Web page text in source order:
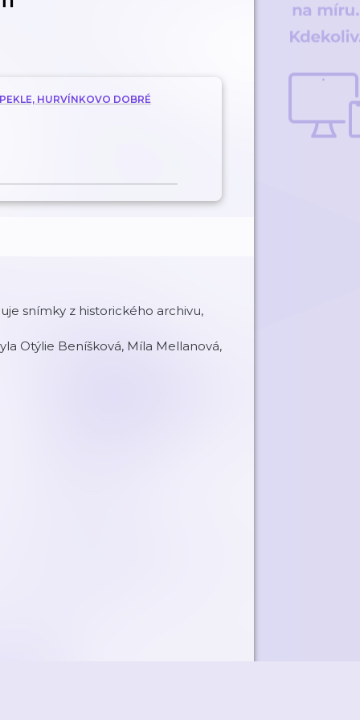
HURVÍNKOVO DOBRÉ
snímky z historického archivu,
Otýlie Beníšková, Míla Mellanová,